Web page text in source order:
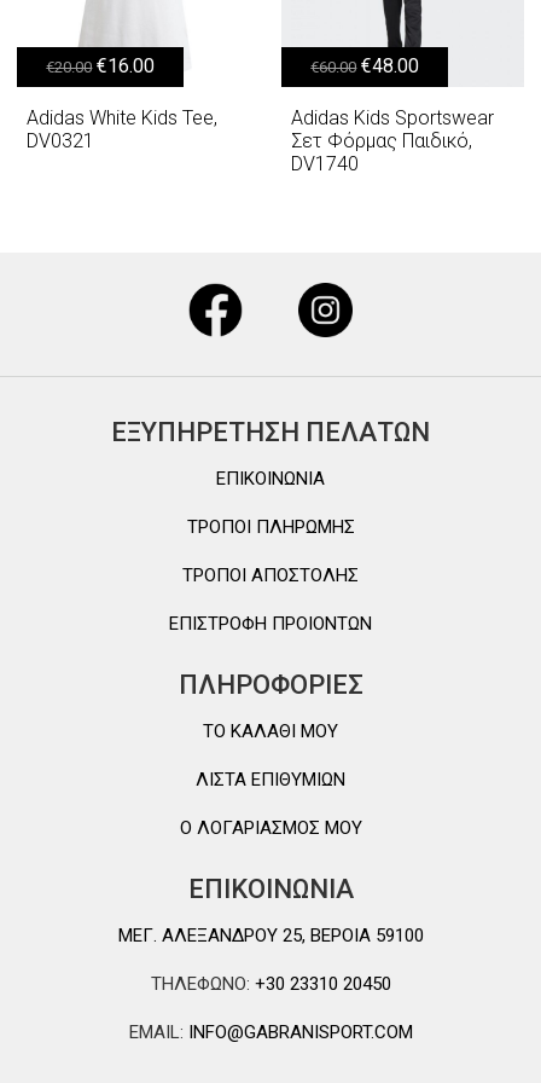
€20.00 Original price was: €20.00.
€16.00Η τρέχουσα τιμή είναι: €16.00.
Adidas White Kids Tee,
DV0321
€60.00 Original price was: €60.00.
€48.00Η τρέχουσα τιμή είναι: €48.00.
Adidas Kids Sportswear
Σετ Φόρμας Παιδικό,
DV1740
ΕΞΥΠΗΡΕΤΗΣΗ ΠΕΛΑΤΩΝ
ΕΠΙΚΟΙΝΩΝΙΑ
ΤΡΟΠΟΙ ΠΛΗΡΩΜΗΣ
ΤΡΟΠΟΙ ΑΠΟΣΤΟΛΗΣ
ΕΠΙΣΤΡΟΦΗ ΠΡΟΙΟΝΤΩΝ
ΠΛΗΡΟΦΟΡΙΕΣ
TO ΚΑΛΑΘΙ MOY
ΛΙΣΤΑ ΕΠΙΘΥΜΙΩΝ
Ο ΛΟΓΑΡΙΑΣΜΟΣ ΜΟΥ
ΕΠΙΚΟΙΝΩΝΙΑ
ΜΕΓ. ΑΛΕΞΑΝΔΡΟΥ 25, ΒΕΡΟΙΑ 59100
ΤΗΛΕΦΩΝΟ: +30 23310 20450
EMAIL: INFO@GABRANISPORT.COM